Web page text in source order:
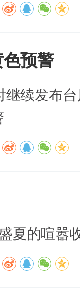
预警
继续发布
夏的喧嚣